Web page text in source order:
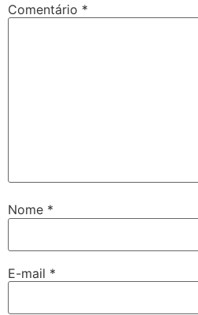
Comentário *
Nome *
E-mail *